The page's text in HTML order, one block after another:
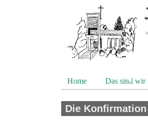
Home Das sind wir
Die Konfirmation